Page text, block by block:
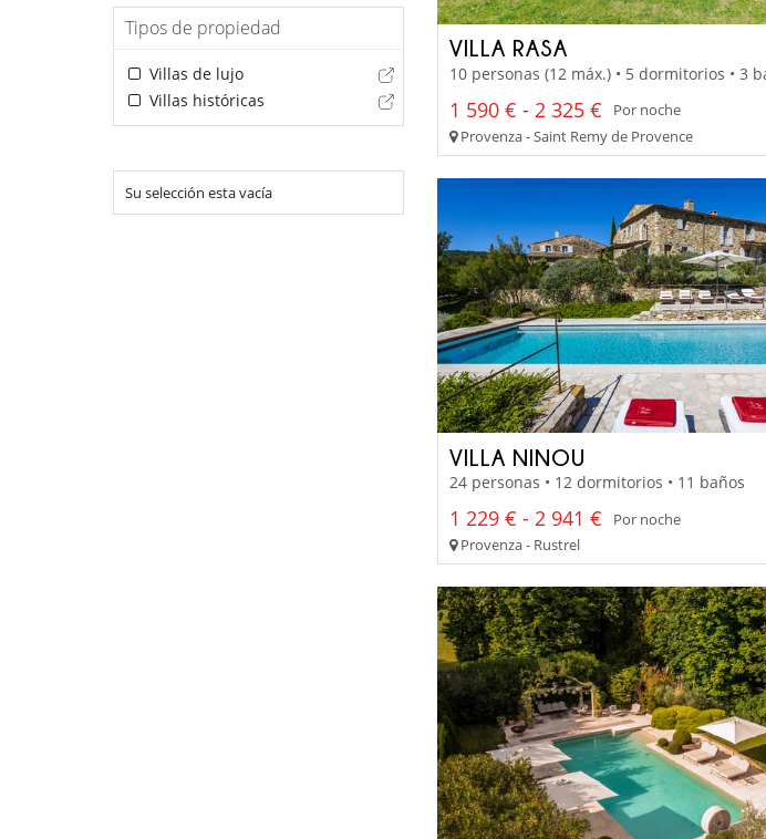
Tipos de propiedad
Villas de lujo
Villas históricas
Su selección esta vacía
VILLA RASA
10 personas (12 máx.) • 5 dormitorios • 3
1 590 € - 2 325 €
Por noche
Provenza - Saint Remy de Provence
VILLA NINOU
24 personas • 12 dormitorios • 11 baños
1 229 € - 2 941 €
Por noche
Provenza - Rustrel